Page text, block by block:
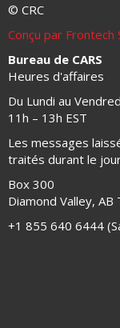
© CRC
Conçu par Frontech
Bureau de CARS
Heures d'affaires
Du Lundi au
11h – 13h EST
Les messages
traités durant le
Box 300
Diamond Valley, AB
+1 855 640 6444